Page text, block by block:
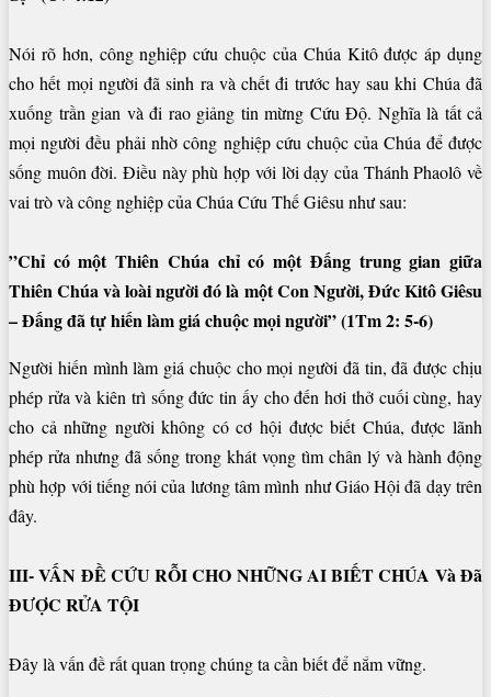
Nói rõ hơn, công nghiệp cứu chuộc của Chúa Kitô được áp dụng
cho hết mọi người đã sinh ra và chết đi trước hay sau khi Chúa đã
xuống trần gian và đi rao giảng tin mừng Cứu Độ. Nghĩa là tất cả
mọi người đều phải nhờ công nghiệp cứu chuộc của Chúa để được
sống muôn đời. Điều này phù hợp với lời dạy của Thánh Phaolô về
vai trò và công nghiệp của Chúa Cứu Thế Giêsu như sau:
”Chỉ có một Thiên Chúa chỉ có một Đấng trung gian giữa
Thiên Chúa và loài người đó là một Con Người, Đức Kitô Giêsu
– Đấng đã tự hiến làm giá chuộc mọi người” (1Tm 2: 5-6)
Người hiến mình làm giá chuộc cho mọi người đã tin, đã được chịu
phép rửa và kiên trì sống đức tin ấy cho đến hơi thở cuối cùng, hay
cho cả những người không có cơ hội được biết Chúa, được lãnh
phép rửa nhưng đã sống trong khát vọng tìm chân lý và hành động
phù hợp với tiếng nói của lương tâm mình như Giáo Hội đã dạy trên
đây.
III- VẤN ĐỀ CỨU RỖI CHO NHỮNG AI BIẾT CHÚA Và Đã
ĐƯỢC RỬA TỘI
Đây là vấn đề rất quan trọng chúng ta cần biết để nắm vững.